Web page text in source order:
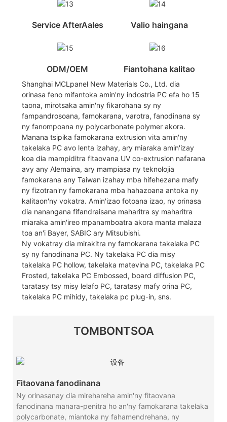
Service AfterAales Valio haingana
ODM/OEM Fiantohana kalitao
Shanghai MCLpanel New Materials Co., Ltd. dia
orinasa feno mifantoka amin'ny indostria PC efa ho 15
taona, mirotsaka amin'ny fikarohana sy ny
fampandrosoana, famokarana, varotra, fanodinana sy
ny fanompoana ny polycarbonate polymer akora.
Manana tsipika famokarana extrusion vita amin'ny
takelaka PC avo lenta izahay, ary miaraka amin'izay
koa dia mampiditra fitaovana UV co-extrusion nafarana
avy any Alemaina, ary mampiasa ny teknolojia
famokarana any Taiwan izahay mba hifehezana mafy
ny fizotran'ny famokarana mba hahazoana antoka ny
kalitaon'ny vokatra. Amin'izao fotoana izao, ny orinasa
dia nanangana fifandraisana maharitra sy maharitra
miaraka amin'ireo mpanamboatra akora manta malaza
toa an'i Bayer, SABIC ary Mitsubishi.
Ny vokatray dia mirakitra ny famokarana takelaka PC
sy ny fanodinana PC. Ny takelaka PC dia misy
takelaka PC hollow, takelaka matevina PC, takelaka PC
Frosted, takelaka PC Embossed, board diffusion PC,
taratasy tsy misy lelafo PC, taratasy mafy orina PC,
takelaka PC mihidy, takelaka pc plug-in, sns.
TOMBONTSOA
Fitaovana fanodinana
Ny orinasanay dia mirehareha amin'ny fitaovana
fanodinana manara-penitra ho an'ny famokarana takelaka
polycarbonate, miantoka ny fahamendrehana, ny